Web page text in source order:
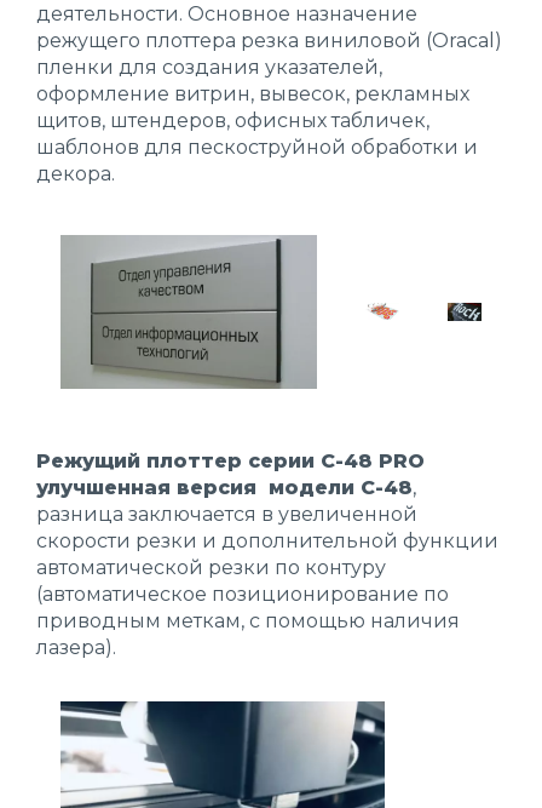
деятельности. Основное назначение
режущего плоттера резка виниловой (Oracal)
пленки для создания указателей,
оформление витрин, вывесок, рекламных
щитов, штендеров, офисных табличек,
шаблонов для пескоструйной обработки и
декора.
Режущий плоттер серии C-48 PRO
улучшенная версия модели C-48,
разница заключается в увеличенной
скорости резки и дополнительной функции
автоматической резки по контуру
(автоматическое позиционирование по
приводным меткам, с помощью наличия
лазера).